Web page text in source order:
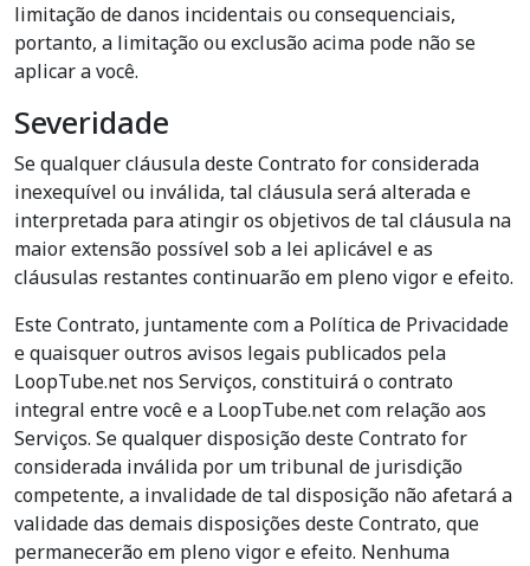
limitação de danos incidentais ou consequenciais,
portanto, a limitação ou exclusão acima pode não se
aplicar a você.
Severidade
Se qualquer cláusula deste Contrato for considerada
inexequível ou inválida, tal cláusula será alterada e
interpretada para atingir os objetivos de tal cláusula na
maior extensão possível sob a lei aplicável e as
cláusulas restantes continuarão em pleno vigor e efeito.
Este Contrato, juntamente com a Política de Privacidade
e quaisquer outros avisos legais publicados pela
LoopTube.net nos Serviços, constituirá o contrato
integral entre você e a LoopTube.net com relação aos
Serviços. Se qualquer disposição deste Contrato for
considerada inválida por um tribunal de jurisdição
competente, a invalidade de tal disposição não afetará a
validade das demais disposições deste Contrato, que
permanecerão em pleno vigor e efeito. Nenhuma